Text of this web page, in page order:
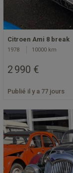
Citroen Ami 8 break
1978 10000 km
2 990 €
Publié il y a 77 jours